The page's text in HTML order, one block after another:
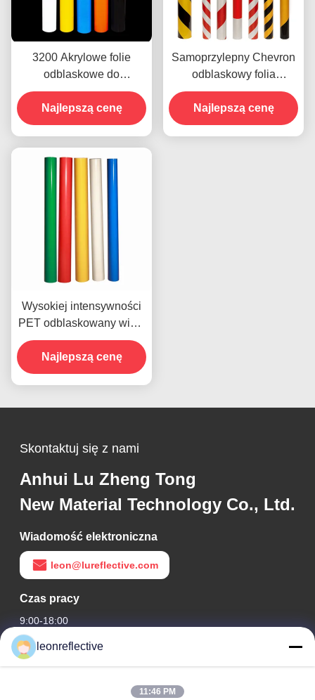
3200 Akrylowe folie
odblaskowe do
sprzedaży winylowej na
zamówienie
Najlepszą cenę
Samoprzylepny Chevron
odblaskowy folia
winylowa Winylowa rolka
Reklamowa
Najlepszą cenę
Wysokiej intensywności
PET odblaskowany winyl
przezroczysty
odblaskowy arkusz
winylu
Najlepszą cenę
Skontaktuj się z nami
Anhui Lu Zheng Tong
New Material Technology Co., Ltd.
Wiadomość elektroniczna
leon@lureflective.com
Czas pracy
9:00-18:00
Nasz adres
leonreflective
11:46 PM